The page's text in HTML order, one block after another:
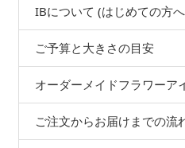
IBについて (はじめての方
ご予算と大きさの目安
オーダーメイドフラワーア
ご注文からお届けまでの流